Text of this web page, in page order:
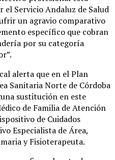
Servicio Andaluz de Salud
un agravio comparativo
específico que cobran
por su categoría
alerta que en el Plan
Sanitaria Norte de Córdoba
sustitución en este
de Familia de Atención
de Cuidados
Especialista de Área,
y Fisioterapeuta.